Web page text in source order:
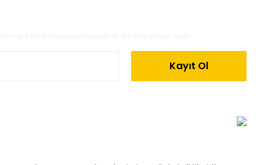
Kayıt Ol